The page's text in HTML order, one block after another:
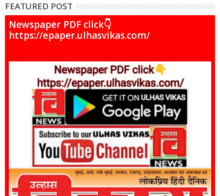
FEATURED POST
Newspaper PDF click👇
https://epaper.ulhasvikas.com/